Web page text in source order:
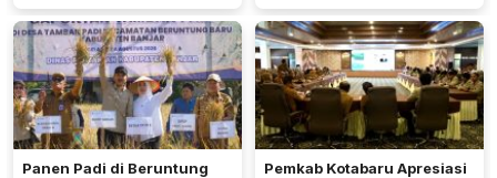
Tradisi Keagamaan
dan Hemat Biaya Rehab Rp.
4,3 Triliun
Panen Padi di Beruntung
Pemkab Kotabaru Apresiasi